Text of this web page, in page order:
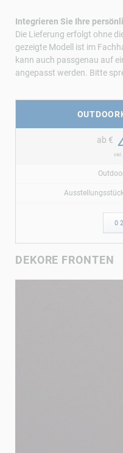
Integrieren Sie Ihre
Die Lieferung erfolgt ohne
gezeigte Modell ist im
kann auch passgenau auf
angepasst werden. Bitte
ab €
0
DEKORE FRONTEN